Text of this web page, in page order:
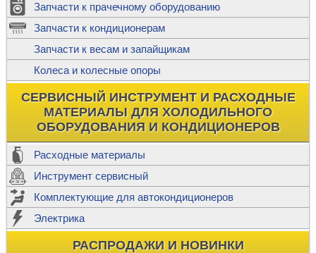
Запчасти к прачечному оборудованию
Запчасти к кондиционерам
Запчасти к весам и запайщикам
Колеса и колесные опоры
СЕРВИСНЫЙ ИНСТРУМЕНТ И РАСХОДНЫЕ
МАТЕРИАЛЫ ДЛЯ ХОЛОДИЛЬНОГО
ОБОРУДОВАНИЯ И КОНДИЦИОНЕРОВ
Расходные материалы
Инструмент сервисный
Комплектующие для автокондиционеров
Электрика
РАСПРОДАЖИ И НОВИНКИ